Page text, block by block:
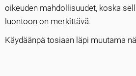
oikeuden mahdollisuudet, koska
luontoon on merkittävä.
Käydäänpä tosiaan läpi muutama